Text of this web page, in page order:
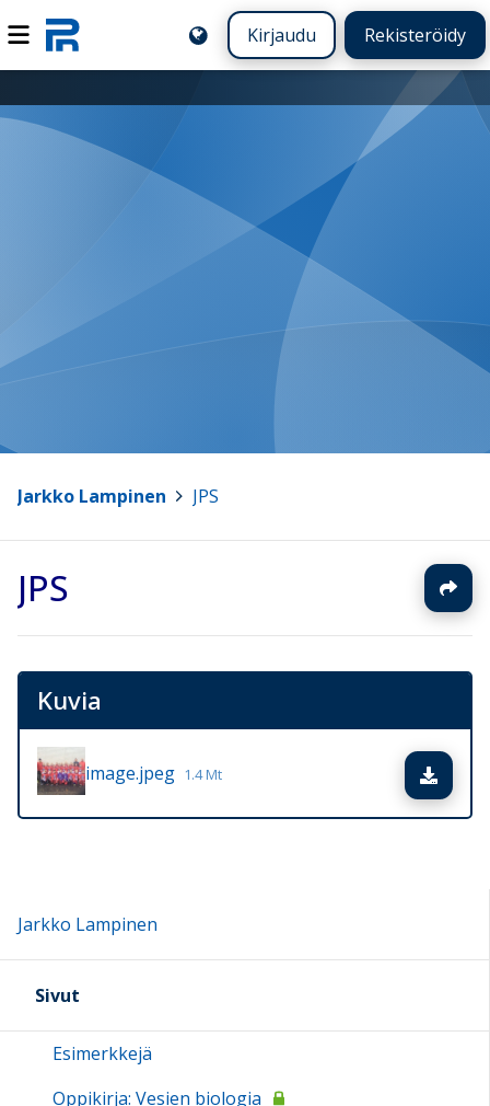
Kirjaudu Rekisteröidy
Jarkko Lampinen JPS
JPS
Kuvia
image.jpeg 1.4 Mt
Jarkko Lampinen
Sivut
Esimerkkejä
Oppikirja: Vesien biologia